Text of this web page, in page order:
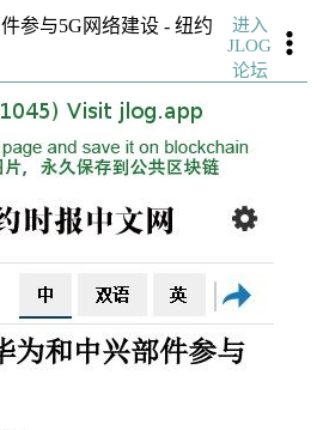
参与5G网络建设 - 纽约
进入
JLOG
论坛